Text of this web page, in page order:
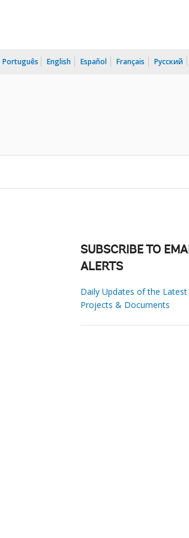
Português English Español Français Русский
SUBSCRIBE TO
ALERTS
Daily Updates of the Latest
Projects & Documents